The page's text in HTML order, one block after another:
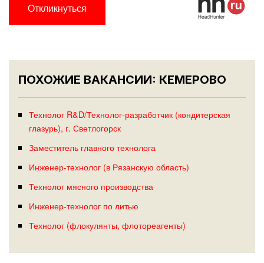
Откликнуться
ПОХОЖИЕ ВАКАНСИИ: КЕМЕРОВО
Технолог R&D/Технолог-разработчик (кондитерская
глазурь), г. Светлогорск
Заместитель главного технолога
Инженер-технолог (в Рязанскую область)
Технолог мясного производства
Инженер-технолог по литью
Технолог (флокулянты, флотореагенты)